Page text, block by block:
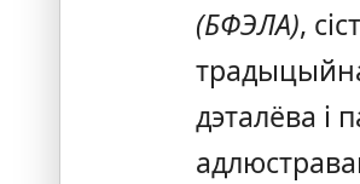
(БФЭЛА),
дэталёва і